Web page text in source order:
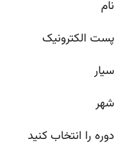
نام
پست الکترونیک
سیار
شهر
دوره را انتخاب کنید